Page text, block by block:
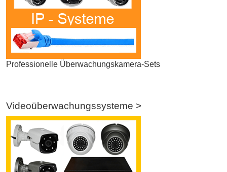
Professionelle Überwachungskamera-Sets
Videoüberwachungssysteme >